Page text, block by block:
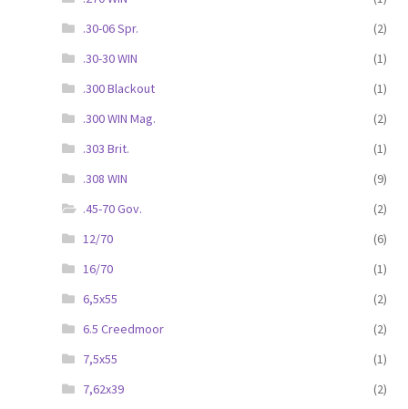
.30-06 Spr.
(2)
.30-30 WIN
(1)
.300 Blackout
(1)
.300 WIN Mag.
(2)
.303 Brit.
(1)
.308 WIN
(9)
.45-70 Gov.
(2)
12/70
(6)
16/70
(1)
6,5x55
(2)
6.5 Creedmoor
(2)
7,5x55
(1)
7,62x39
(2)